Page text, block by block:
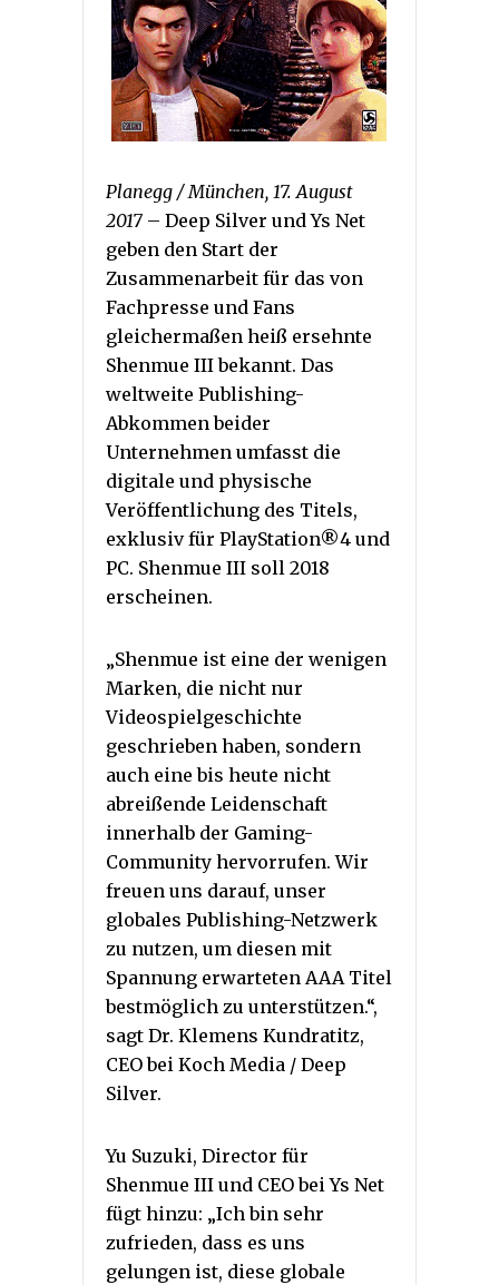
Planegg / München, 17. August
2017 – Deep Silver und Ys Net
geben den Start der
Zusammenarbeit für das von
Fachpresse und Fans
gleichermaßen heiß ersehnte
Shenmue III bekannt. Das
weltweite Publishing-
Abkommen beider
Unternehmen umfasst die
digitale und physische
Veröffentlichung des Titels,
exklusiv für PlayStation®4 und
PC. Shenmue III soll 2018
erscheinen.
„Shenmue ist eine der wenigen
Marken, die nicht nur
Videospielgeschichte
geschrieben haben, sondern
auch eine bis heute nicht
abreißende Leidenschaft
innerhalb der Gaming-
Community hervorrufen. Wir
freuen uns darauf, unser
globales Publishing-Netzwerk
zu nutzen, um diesen mit
Spannung erwarteten AAA Titel
bestmöglich zu unterstützen.“,
sagt Dr. Klemens Kundratitz,
CEO bei Koch Media / Deep
Silver.
Yu Suzuki, Director für
Shenmue III und CEO bei Ys Net
fügt hinzu: „Ich bin sehr
zufrieden, dass es uns
gelungen ist, diese globale